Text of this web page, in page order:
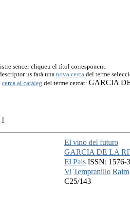
sencer cliqueu el títol corresponent.
us farà una nova cerca del terme
cerca al catàleg del terme cercat: GARCIA
1
El vino del futuro
GARCIA DE LA
El Pais ISSN: 1576-
Vi Tempranillo Raim
C25/143